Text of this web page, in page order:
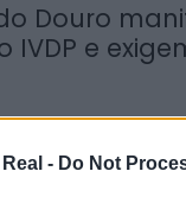
- Do Not
Douro
IVDP e